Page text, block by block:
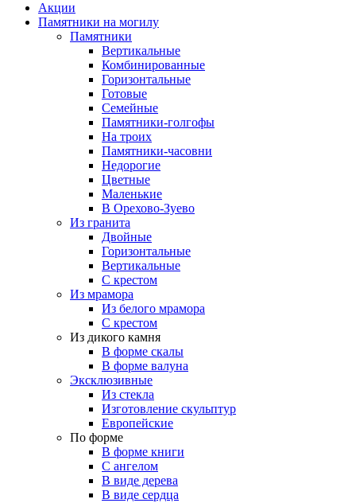
Акции
Памятники на могилу
Памятники
Вертикальные
Комбинированные
Горизонтальные
Готовые
Семейные
Памятники-голгофы
На троих
Памятники-часовни
Недорогие
Цветные
Маленькие
В Орехово-Зуево
Из гранита
Двойные
Горизонтальные
Вертикальные
С крестом
Из мрамора
Из белого мрамора
С крестом
Из дикого камня
В форме скалы
В форме валуна
Эксклюзивные
Из стекла
Изготовление скульптур
Европейские
По форме
В форме книги
С ангелом
В виде дерева
В виде сердца